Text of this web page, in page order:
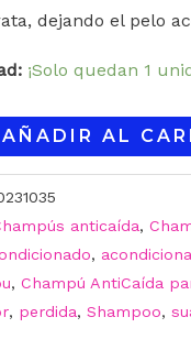
dejando el pelo
¡Solo quedan 1
AÑADIR AL
anticaída,
,
, Champú AntiCaída
, perdida, Shampoo,